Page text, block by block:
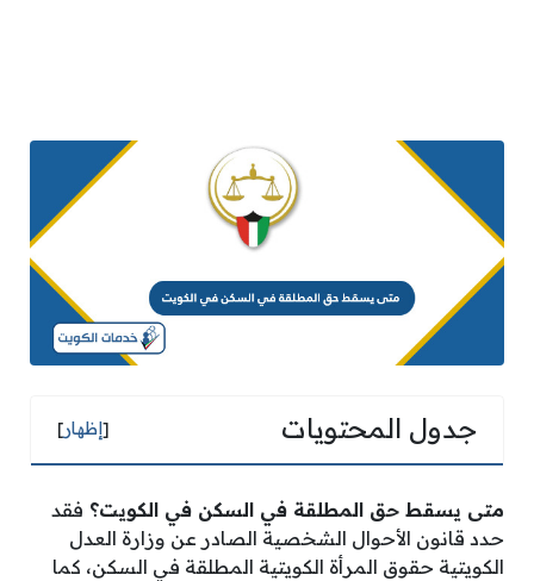
جدول المحتويات [إظهار]
متى يسقط حق المطلقة في السكن في الكويت؟ فقد
حدد قانون الأحوال الشخصية الصادر عن وزارة العدل
الكويتية حقوق المرأة الكويتية المطلقة في السكن، كما